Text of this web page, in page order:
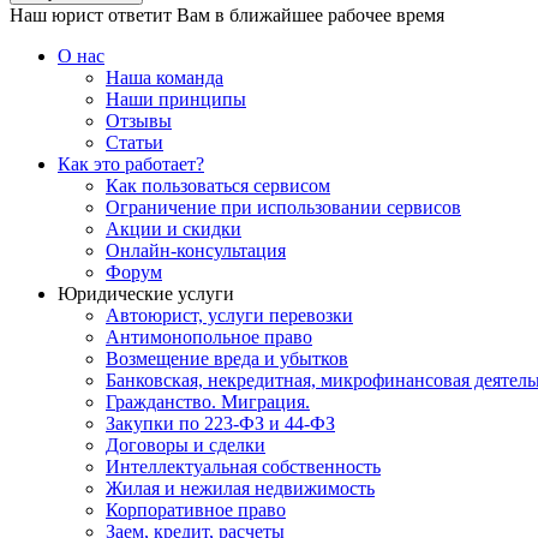
Наш юрист ответит Вам в ближайшее рабочее время
О нас
Наша команда
Наши принципы
Отзывы
Статьи
Как это работает?
Как пользоваться сервисом
Ограничение при использовании сервисов
Акции и скидки
Онлайн-консультация
Форум
Юридические услуги
Автоюрист, услуги перевозки
Антимонопольное право
Возмещение вреда и убытков
Банковская, некредитная, микрофинансовая
Гражданство. Миграция.
Закупки по 223-ФЗ и 44-ФЗ
Договоры и сделки
Интеллектуальная собственность
Жилая и нежилая недвижимость
Корпоративное право
Заем, кредит, расчеты